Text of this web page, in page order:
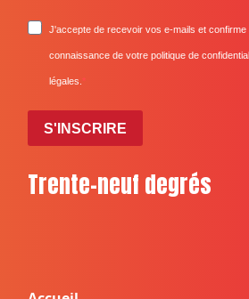
J'accepte de recevoir vos e-mails et confirme
connaissance de votre politique de
légales.
S'INSCRIRE
Trente-neuf degrés